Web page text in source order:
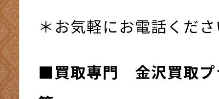
＊お気軽にお電話くだ
■買取専門 金沢買取プ